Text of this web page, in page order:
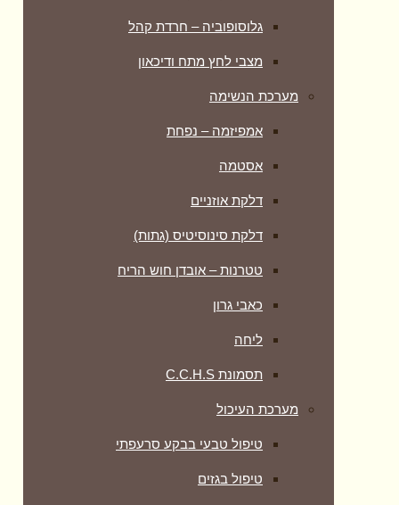
גלוסופוביה – חרדת קהל
מצבי לחץ מתח ודיכאון
מערכת הנשימה
אמפיזמה – נפחת
אסטמה
דלקת אוזניים
דלקת סינוסיטיס (גתות)
טטרנות – אובדן חוש הריח
כאבי גרון
ליחה
תסמונת C.C.H.S
מערכת העיכול
טיפול טבעי בבקע סרעפתי
טיפול בגזים